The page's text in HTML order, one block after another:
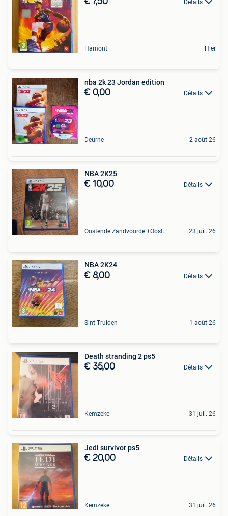
Détails
Hamont Hier
nba 2k 23 Jordan edition
€ 0,00 Détails
Deurne 2 août 26
NBA 2K25
€ 10,00 Détails
Oostende Zandvoorde +Oostende 23 juil. 26
NBA 2K24
€ 8,00 Détails
Sint-Truiden 1 août 26
Death stranding 2 ps5
€ 35,00 Détails
Kemzeke 31 juil. 26
Jedi survivor ps5
€ 20,00 Détails
Kemzeke 31 juil. 26